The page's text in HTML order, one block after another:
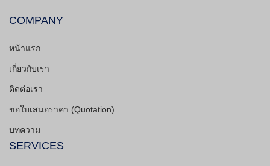
COMPANY
หน้าแรก
เกี่ยวกับเรา
ติดต่อเรา
ขอใบเสนอราคา (Quotation)
บทความ
SERVICES